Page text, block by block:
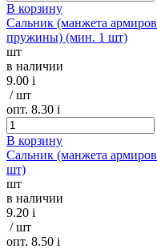
В корзину
Сальник (манжета
пружины) (мин. 1 шт)
шт
в наличии
9.00 i
/ шт
опт. 8.30 i
В корзину
Сальник (манжета
шт)
шт
в наличии
9.20 i
/ шт
опт. 8.50 i